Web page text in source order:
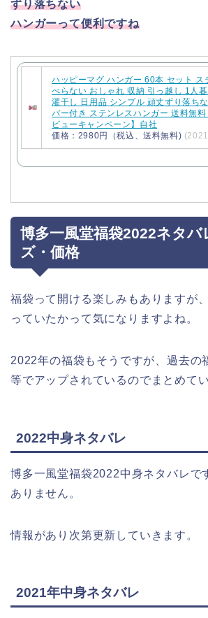
ずり落ちない
ハンガーって便利ですね
ハッピーマグ ハンガー 60本 セット ス
べらない おしゃれ 収納 引っ越し 1人
濯干し 日用品 シンプル 頑丈ずり落ち
バー付き ステンレスハンガー 送料無
ビューキャンペーン】自社
価格：2980円（税込、送料無料)
博多一風堂福袋2022ネタバ
ズ・価格
福袋って開ける楽しみもありますが
っていたかって気になりますよね。
2022年の福袋もそうですが、過去の
等でアップされているのでまとめて
2022中身ネタバレ
博多一風堂福袋2022中身ネタバレで
ありません。
情報があり次第更新していきます。
2021年中身ネタバレ